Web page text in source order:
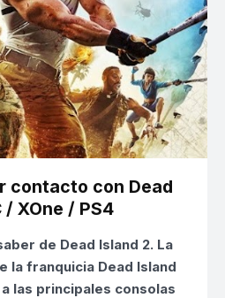
contacto con Dead
/ XOne / PS4
de Dead Island 2. La
la franquicia Dead Island
las principales consolas